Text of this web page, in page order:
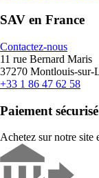
SAV en France
Contactez-nous
11 rue Bernard Maris
37270 Montlouis-sur-
+33 1 86 47 62 58
Paiement sécurisé
Achetez sur notre site